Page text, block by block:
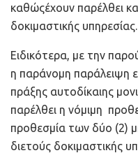
καθώςέχουν παρέλθει
δοκιμαστικής υπηρεσίας.
Ειδικότερα, με την
η παράνομη παράλειψη
πράξης αυτοδίκαιης
παρέλθει η νόμιμη
προθεσμία των δύο (2)
διετούς δοκιμαστικής